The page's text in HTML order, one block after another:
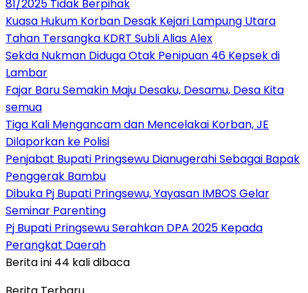
81/2025 Tidak Berpihak
Kuasa Hukum Korban Desak Kejari Lampung Utara
Tahan Tersangka KDRT Subli Alias Alex
Sekda Nukman Diduga Otak Penipuan 46 Kepsek di
Lambar
Fajar Baru Semakin Maju Desaku, Desamu, Desa Kita
semua
Tiga Kali Mengancam dan Mencelakai Korban, JE
Dilaporkan ke Polisi
Penjabat Bupati Pringsewu Dianugerahi Sebagai Bapak
Penggerak Bambu
Dibuka Pj Bupati Pringsewu, Yayasan IMBOS Gelar
Seminar Parenting
Pj Bupati Pringsewu Serahkan DPA 2025 Kepada
Perangkat Daerah
Berita ini 44 kali dibaca